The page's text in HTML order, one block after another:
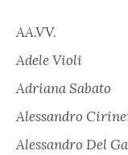
AA.VV.
Adele Violi
Adriana Sabato
Alessandro
Alessandro Del